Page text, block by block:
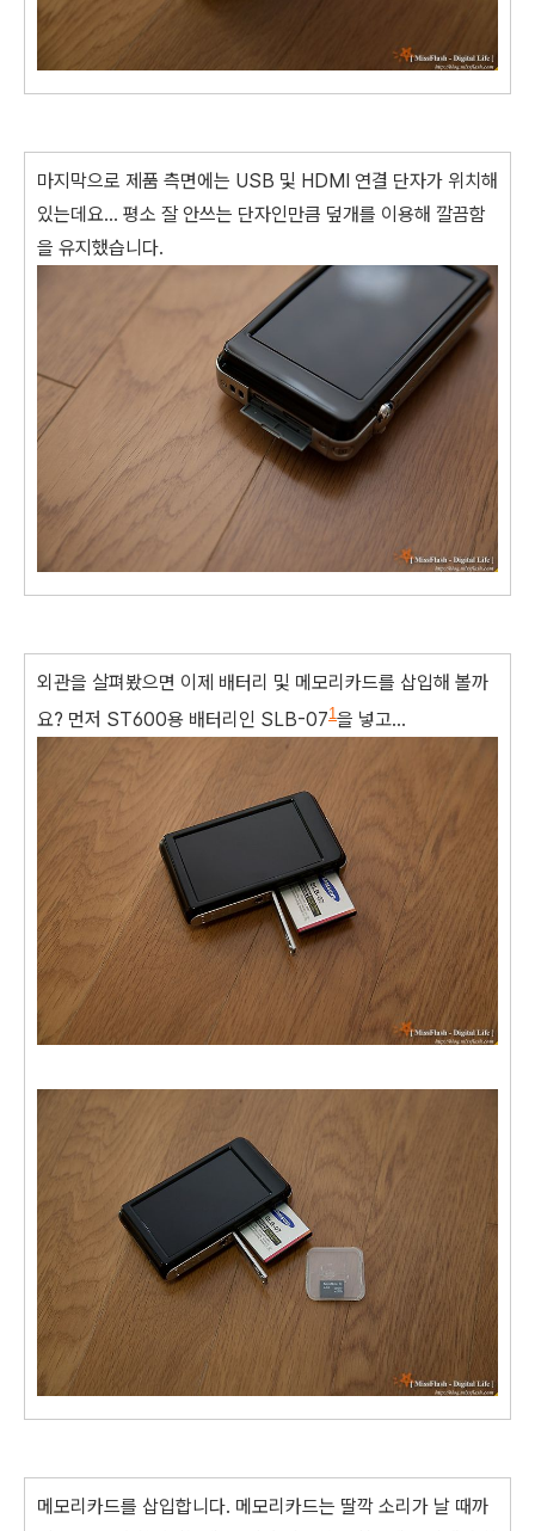
마지막으로 제품 측면에는 USB 및 HDMI 연결 단자가 위치해
있는데요... 평소 잘 안쓰는 단자인만큼 덮개를 이용해 깔끔함
을 유지했습니다.
외관을 살펴봤으면 이제 배터리 및 메모리카드를 삽입해 볼까
요? 먼저 ST600용 배터리인 SLB-071 을 넣고...
메모리카드를 삽입합니다. 메모리카드는 딸깍 소리가 날 때까